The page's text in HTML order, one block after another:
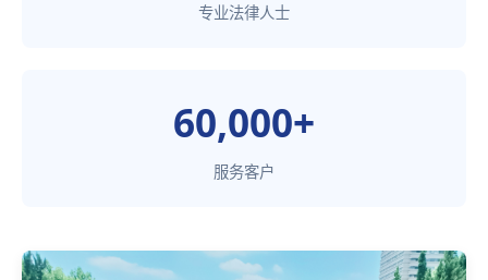
专业法律人士
60,000+
服务客户